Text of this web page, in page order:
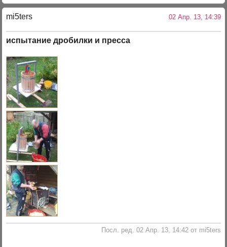
mi5ters 02 Апр. 13, 14:39
испытание дробилки и пресса
Посл. ред. 02 Апр. 13, 14:42 от mi5ters